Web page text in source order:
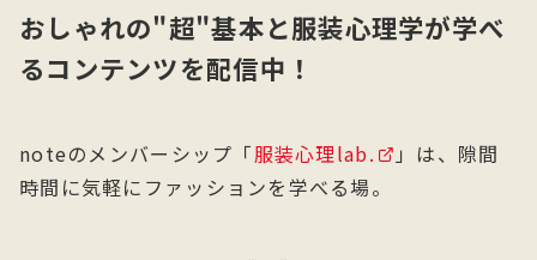
おしゃれの"超"基本と服装心理学が学べ
るコンテンツを配信中！
noteのメンバーシップ「服装心理lab.
」は、隙間
時間に気軽にファッションを学べる場。